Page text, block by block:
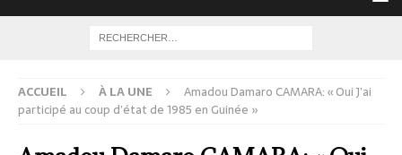
ACCUEIL À LA UNE
Amadou Damaro CAMARA: « Oui J’ai
participé au coup d’état de 1985 en Guinée »